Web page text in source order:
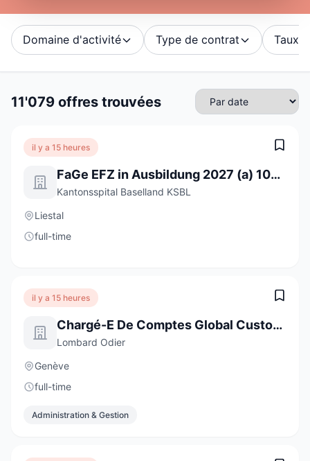
Domaine d'activité Type de contrat Taux
11'079 offres trouvées
il y a 15 heures
FaGe EFZ in Ausbildung 2027 (a) 100%
Kantonsspital Baselland KSBL
Liestal
full-time
il y a 15 heures
Chargé-E De Comptes Global Custody
Lombard Odier
Genève
full-time
Administration & Gestion